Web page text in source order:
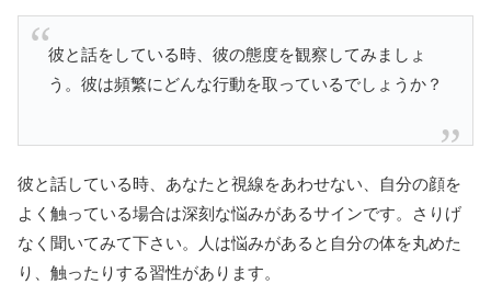
彼と話をしている時、彼の態度を観察してみましょ
う。彼は頻繁にどんな行動を取っているでしょうか？
彼と話している時、あなたと視線をあわせない、自分の顔を
よく触っている場合は深刻な悩みがあるサインです。さりげ
なく聞いてみて下さい。人は悩みがあると自分の体を丸めた
り、触ったりする習性があります。